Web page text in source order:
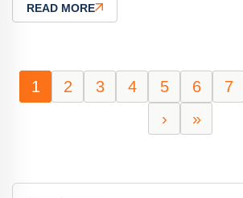
READ MORE
1 2 3 4 5 6 7
›
»